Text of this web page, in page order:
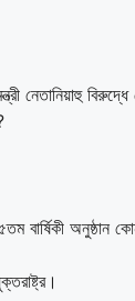
নেতানিয়াহু
বার্ষিকী অনুষ্ঠান